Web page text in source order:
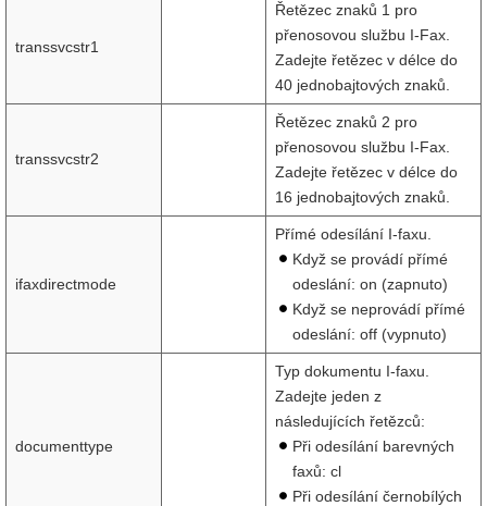
transsvcstr1
Řetězec znaků 1 pro
přenosovou službu I-Fax.
Zadejte řetězec v délce do
40 jednobajtových znaků.
transsvcstr2
Řetězec znaků 2 pro
přenosovou službu I-Fax.
Zadejte řetězec v délce do
16 jednobajtových znaků.
ifaxdirectmode
Přímé odesílání I-faxu.
Když se provádí přímé
odeslání: on (zapnuto)
Když se neprovádí přímé
odeslání: off (vypnuto)
documenttype
Typ dokumentu I-faxu.
Zadejte jeden z
následujících řetězců:
Při odesílání barevných
faxů: cl
Při odesílání černobílých